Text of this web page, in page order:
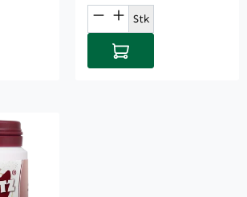
Gib den gewünschten
Produkt Anzahl:
Stk
In den Warenkorb